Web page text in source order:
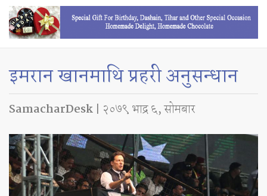
इमरान खानमाथि प्रहरी अनुसन्धान
SamacharDesk | २०७९ भाद्र ६, सोमबार